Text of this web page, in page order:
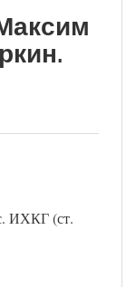
ИХКГ (ст.